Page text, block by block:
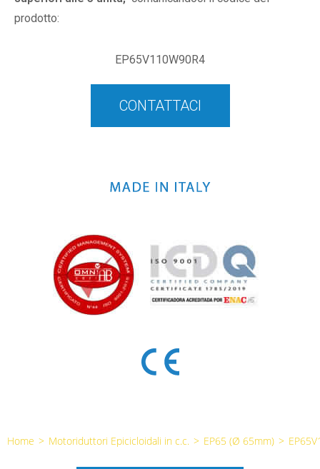
prodotto:
EP65V110W90R4
CONTATTACI
Home > Motoriduttori Epicicloidali in c.c. > EP65 (Ø 65mm) >